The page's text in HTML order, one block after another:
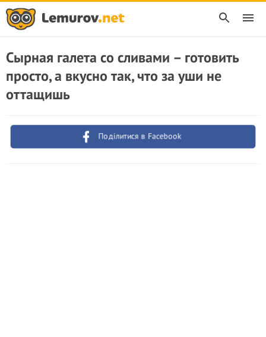
Сырная галета со сливами – готовить
просто, а вкусно так, что за уши не
оттащишь
Поділитися в Facebook